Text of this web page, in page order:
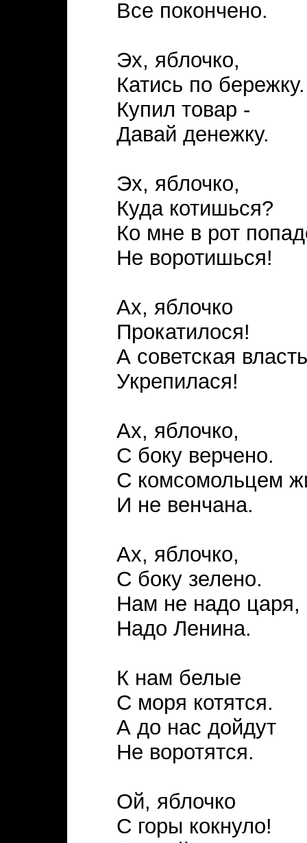
Все покончено.
Эх, яблочко,
Катись по бережку.
Купил товар -
Давай денежку.
Эх, яблочко,
Куда котишься?
Ко мне в рот
Не воротишься!
Ах, яблочко
Прокатилося!
А советская власть
Укрепилася!
Ах, яблочко,
С боку верчено.
С комсомольцем
И не венчана.
Ах, яблочко,
С боку зелено.
Нам не надо царя,
Надо Ленина.
К нам белые
С моря котятся.
А до нас дойдут
Не воротятся.
Ой, яблочко
С горы кокнуло!